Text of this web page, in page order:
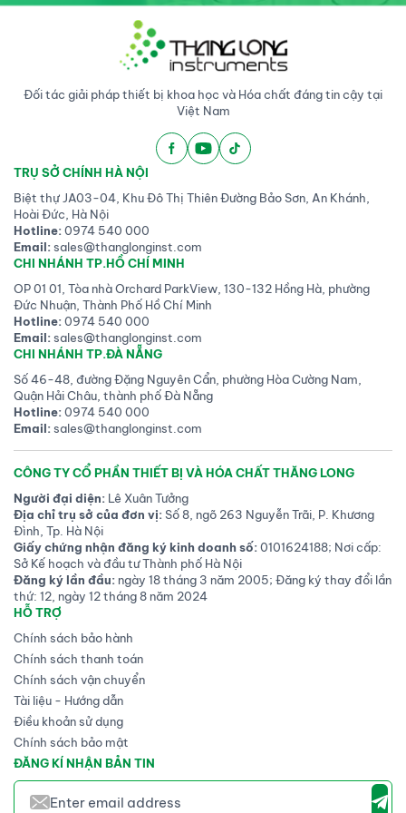
films), có khả năng
nước lỏng trong điều kiện
đẳng nhiệt và chưa bão
chỉnh tỷ lệ polyme và
chúng tôi tối ưu hóa quá
trình ngưng tụ và hình
suất hơi tăng, các
khoảng trống được lấp
nước vikích thước micro
Hiện tượng này
hình
cho thấy cách thức các
cấu trúc nano lưỡng tính
chúng tôi cung cấp các
định hướng thiết kế cho
thu nước tiết kiệm năng
mà không cần nguồn
năng lượng từ bên ngoài.
Đối tác giải pháp thiết bị khoa học và Hóa chất đáng tin cậy tại
Việt Nam
TRỤ SỞ CHÍNH HÀ NỘI
Biệt thự JA03-04, Khu Đô Thị Thiên Đường Bảo Sơn, An Khánh,
Hoài Đức, Hà Nội
Hotline:0974 540 000
Email:sales@thanglonginst.com
CHI NHÁNH TP.HỒ CHÍ MINH
OP 01 01, Tòa nhà Orchard ParkView, 130-132 Hồng Hà, phường
Đức Nhuận, Thành Phố Hồ Chí Minh
Hotline:0974 540 000
Email:sales@thanglonginst.com
CHI NHÁNH TP.ĐÀ NẴNG
Số 46-48, đường Đặng Nguyên Cẩn, phường Hòa Cường Nam,
Quận Hải Châu, thành phố Đà Nẵng
Hotline:0974 540 000
Email:sales@thanglonginst.com
CÔNG TY CỔ PHẦN THIẾT BỊ VÀ HÓA CHẤT THĂNG LONG
Người đại diện: Lê Xuân Tưởng
Địa chỉ trụ sở của đơn vị:Số 8, ngõ 263 Nguyễn Trãi, P. Khương
Đình, Tp. Hà Nội
Giấy chứng nhận đăng ký kinh doanh số:0101624188; Nơi cấp:
Sở Kế hoạch và đầu tư Thành phố Hà Nội
Đăng ký lần đầu: ngày 18 tháng 3 năm 2005; Đăng ký thay đổi lần
thứ: 12, ngày 12 tháng 8 năm 2024
HỖ TRỢ
Chính sách bảo hành
Chính sách thanh toán
Chính sách vận chuyển
Tài liệu - Hướng dẫn
Điều khoản sử dụng
Chính sách bảo mật
ĐĂNG KÍ NHẬN BẢN TIN